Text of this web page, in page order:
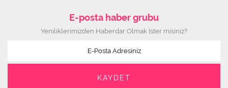
E-posta haber grubu
Yeniliklerimizden Haberdar Olmak İster misiniz?